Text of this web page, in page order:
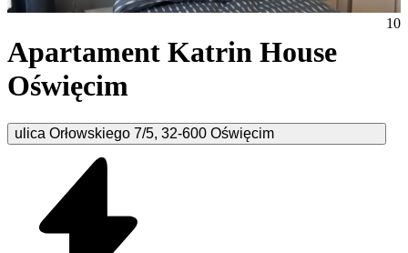
Apartament Katrin House
Oświęcim
ulica Orłowskiego 7/5, 32-600 Oświęcim
10